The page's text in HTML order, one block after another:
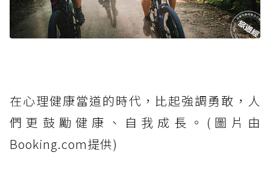
在心理健康當道的時代，比起強調勇敢，人
們更鼓勵健康、自我成長。(圖片由
Booking.com提供)